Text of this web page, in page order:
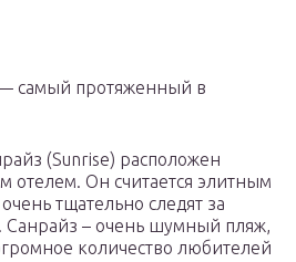
самый протяженный в
(Sunrise) расположен
отелем. Он считается элитным
тщательно следят за
Санрайз – очень шумный пляж,
количество любителей